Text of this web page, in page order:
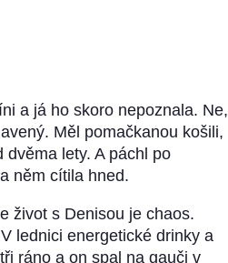
a já ho skoro nepoznala. Ne,
Měl pomačkanou košili,
lety. A páchl po
něm cítila hned.
život s Denisou je chaos.
lednici energetické drinky a
ráno a on spal na gauči v